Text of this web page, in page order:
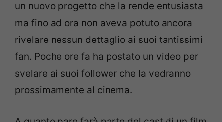
un nuovo progetto che la rende entusiasta
ma fino ad ora non aveva potuto ancora
rivelare nessun dettaglio ai suoi tantissimi
fan. Poche ore fa ha postato un video per
svelare ai suoi follower che la vedranno
prossimamente al cinema.